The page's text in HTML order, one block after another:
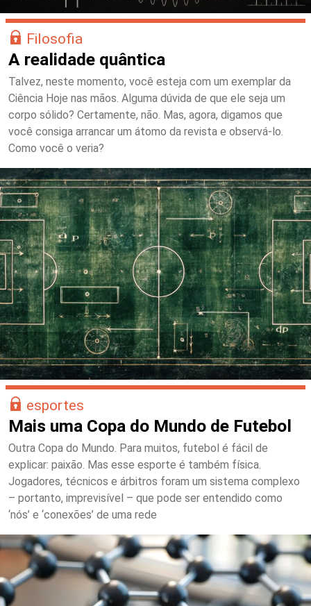
Filosofia
A realidade quântica
Talvez, neste momento, você esteja com um exemplar da
Ciência Hoje nas mãos. Alguma dúvida de que ele seja um
corpo sólido? Certamente, não. Mas, agora, digamos que
você consiga arrancar um átomo da revista e observá-lo.
Como você o veria?
esportes
Mais uma Copa do Mundo de Futebol
Outra Copa do Mundo. Para muitos, futebol é fácil de
explicar: paixão. Mas esse esporte é também física.
Jogadores, técnicos e árbitros foram um sistema complexo
– portanto, imprevisível – que pode ser entendido como
‘nós’ e ‘conexões’ de uma rede